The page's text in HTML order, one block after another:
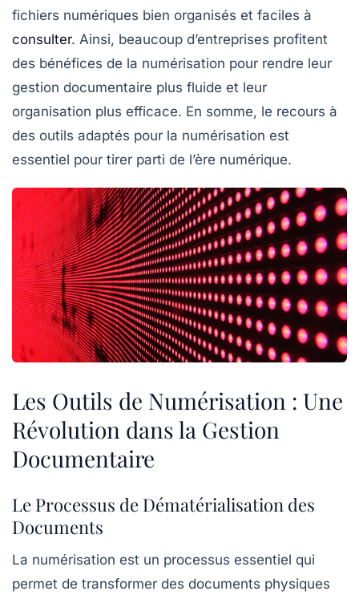
fichiers numériques bien organisés et faciles à
consulter. Ainsi, beaucoup d’entreprises profitent
des bénéfices de la numérisation pour rendre leur
gestion documentaire plus fluide et leur
organisation plus efficace. En somme, le recours à
des outils adaptés pour la numérisation est
essentiel pour tirer parti de l’ère numérique.
Les Outils de Numérisation : Une
Révolution dans la Gestion
Documentaire
Le Processus de Dématérialisation des
Documents
La numérisation est un processus essentiel qui
permet de transformer des documents physiques